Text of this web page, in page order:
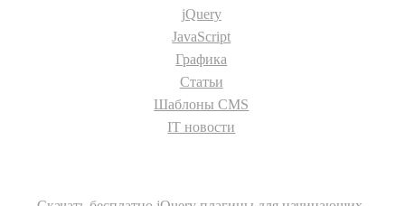
jQuery
JavaScript
Графика
Статьи
Шаблоны CMS
IT новости